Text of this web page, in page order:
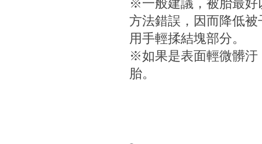
※一般建議，被胎最好
方法錯誤，因而降低
用手輕揉結塊部分。
※如果是表面輕微髒汙
胎。